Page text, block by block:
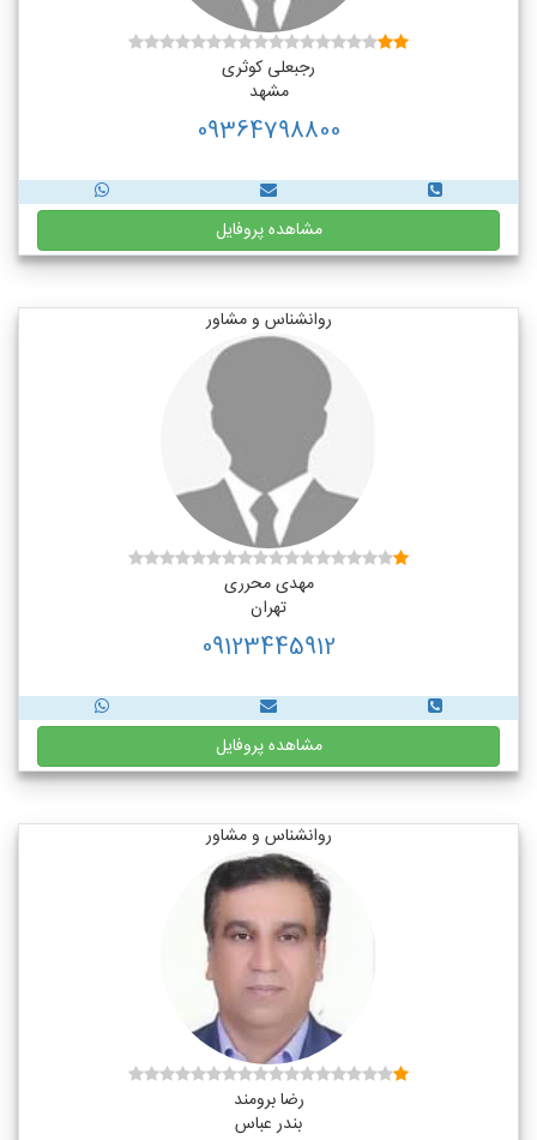
رجبعلی کوثری
مشهد
09364798800
مشاهده پروفایل
روانشناس و مشاور
مهدی محرری
تهران
09123445912
مشاهده پروفایل
روانشناس و مشاور
رضا برومند
بندر عباس